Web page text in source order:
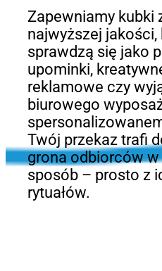
Zapewniamy kubki
najwyższej
sprawdzą się jako
upominki,
reklamowe czy
biurowego
Twój przekaz trafi
grona odbiorców w
sposób – prosto z
rytuałów.